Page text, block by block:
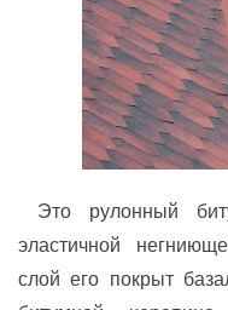
Это рулонный
эластичной
слой его покрыт